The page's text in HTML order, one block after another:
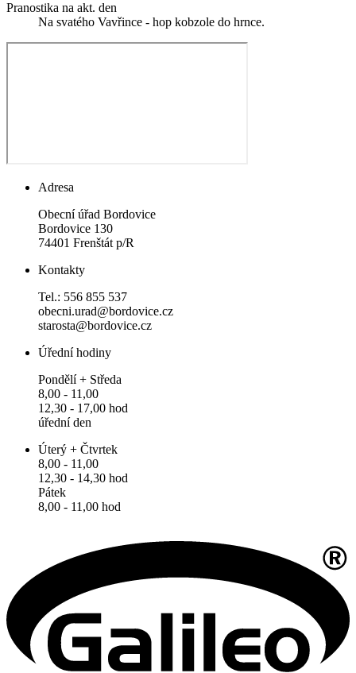
Pranostika na akt. den
Na svatého Vavřince - hop kobzole do hrnce.
Adresa
Obecní úřad Bordovice
Bordovice 130
74401 Frenštát p/R
Kontakty
Tel.: 556 855 537
obecni.urad@bordovice.cz
starosta@bordovice.cz
Úřední hodiny
Pondělí + Středa
8,00 - 11,00
12,30 - 17,00 hod
úřední den
Úterý + Čtvrtek
8,00 - 11,00
12,30 - 14,30 hod
Pátek
8,00 - 11,00 hod